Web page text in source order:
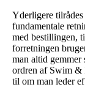
Yderligere
fundamentale
med bestillingen,
forretningen
man altid
ordren af Swim &
til om man leder